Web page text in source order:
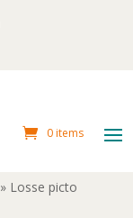
0 items
» Losse picto